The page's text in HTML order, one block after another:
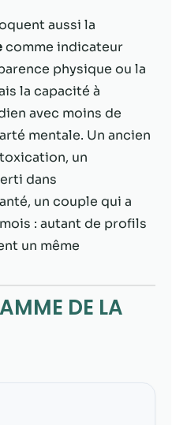
aussi la
comme indicateur
physique ou la
la capacité à
avec moins de
mentale. Un ancien
un
dans
un couple qui a
: autant de profils
un même
DE LA
comportement
lorsque vous
visitez notre
site, vous
augmentez les
chances de
voir du
contenu et des
offres
personnalisés.